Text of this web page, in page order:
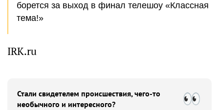
борется за выход в финал телешоу «Классная
тема!»
IRK.ru
Стали свидетелем происшествия, чего-то
необычного и интересного?